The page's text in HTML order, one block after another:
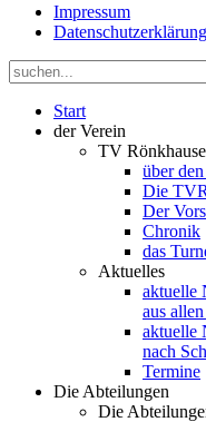
Impressum
Datenschutzerklärung
Start
der Verein
TV
über
Die
Der
Chronik
das
Aktuelles
aktuelle
aus
aktuelle
nach
Termine
Die Abteilungen
Die